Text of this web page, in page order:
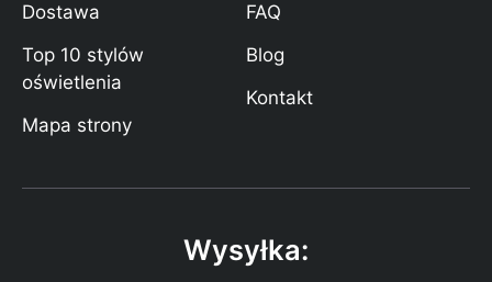
Dostawa
Top 10 stylów
oświetlenia
Mapa strony
FAQ
Blog
Kontakt
Wysyłka: